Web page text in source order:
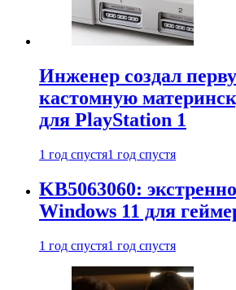
Инженер создал
кастомную
для PlayStation 1
1 год спустя1 год спустя
KB5063060:
Windows 11 для
1 год спустя1 год спустя